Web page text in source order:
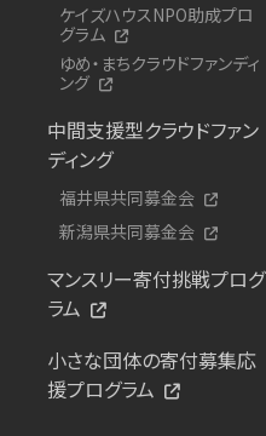
ケイズハウスNPO助成プロ
グラム
ゆめ・まちクラウドファンディ
ング
中間支援型クラウドファン
ディング
福井県共同募金会
新潟県共同募金会
マンスリー寄付挑戦プログ
ラム
小さな団体の寄付募集応
援プログラム